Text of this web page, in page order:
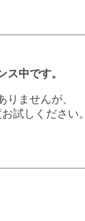
ス中です。
りませんが、
試しください。